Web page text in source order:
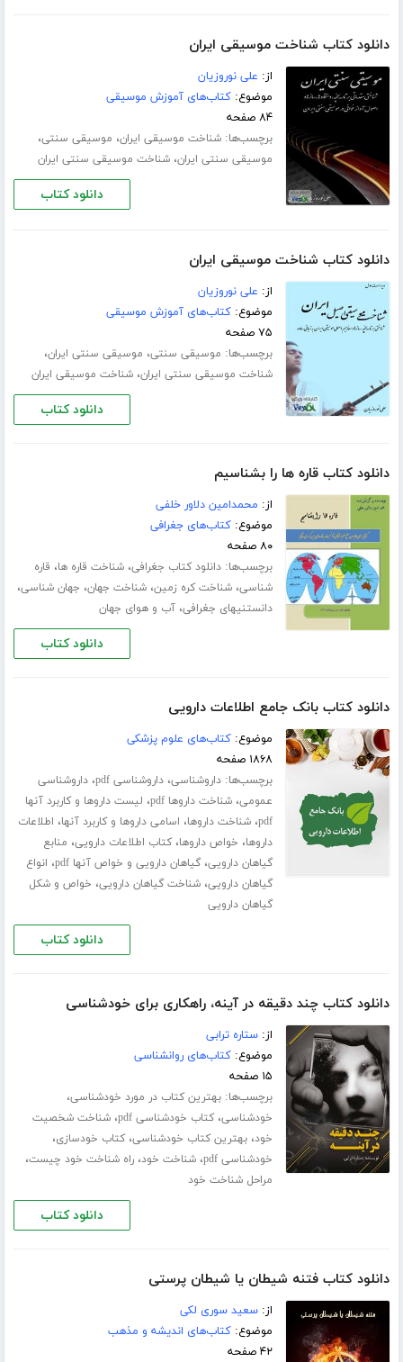
دانلود کتاب شناخت موسیقی ایران
از: علی نوروزیان
موضوع:کتاب‌های آموزش موسیقی
۸۴ صفحه
برچسب‌ها:شناخت موسیقی ایران، موسیقی سنتی،
موسیقی سنتی ایران،شناخت موسیقی سنتی ایران
دانلود کتاب
دانلود کتاب شناخت موسیقی ایران
از: علی نوروزیان
موضوع:کتاب‌های آموزش موسیقی
۷۵ صفحه
برچسب‌ها: موسیقی سنتی، موسیقی سنتی ایران،
شناخت موسیقی سنتی ایران،شناخت موسیقی ایران
دانلود کتاب
دانلود کتاب قاره ها را بشناسیم
از: محمدامین دلاور خلفی
موضوع:کتاب‌های جغرافی
۸۰ صفحه
برچسب‌ها:دانلود کتاب جغرافی،شناخت قاره ها، قاره
شناسی،شناخت کره زمین،شناخت جهان، جهان شناسی،
دانستنیهای جغرافی،آب و هوای جهان
دانلود کتاب
دانلود کتاب بانک جامع اطلاعات دارویی
موضوع:کتاب‌های علوم پزشکی
۱۸۶۸ صفحه
برچسب‌ها:داروشناسی،داروشناسی pdf ،داروشناسی
عمومی،شناخت داروها pdf ، لیست داروها و کاربرد آنها
pdf،شناخت داروها، اسامی داروها و کاربرد آنها، اطلاعات
داروها، خواص داروها،کتاب اطلاعات دارویی، منابع
گیاهان دارویی،گیاهان دارویی و خواص آنها pdf ، انواع
گیاهان دارویی،شناخت گیاهان دارویی، خواص و شکل
گیاهان دارویی
دانلود کتاب
دانلود کتاب چند دقیقه در آینه، راهکاری برای خودشناسی
از:ستاره ترابی
موضوع:کتاب‌های روانشناسی
۱۵ صفحه
برچسب‌ها:بهترین کتاب در مورد خودشناسی،
خودشناسی،کتاب خودشناسی pdf ،شناخت شخصیت
خود،بهترین کتاب خودشناسی،کتاب خودسازی،
خودشناسی pdf ،شناخت خود،راه شناخت خود چیست،
مراحل شناخت خود
دانلود کتاب
دانلود کتاب فتنه شیطان یا شیطان پرستی
از:سعید سوری لکی
موضوع:کتاب‌های اندیشه و مذهب
۴۲ صفحه